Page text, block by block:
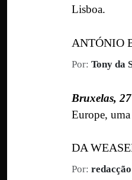
Lisboa.
ANTÓNIO
Por: Tony da
Bruxelas,
Europe,
DA
Por: redacção